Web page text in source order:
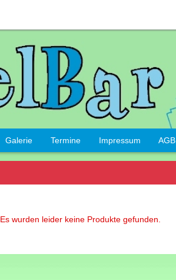
Galerie Termine Impressum AGB
Es wurden leider keine Produkte gefunden.